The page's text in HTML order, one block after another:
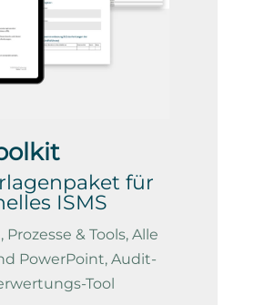
für
ISMS
Prozesse & Tools,Alle
PowerPoint, Audit-
Tool